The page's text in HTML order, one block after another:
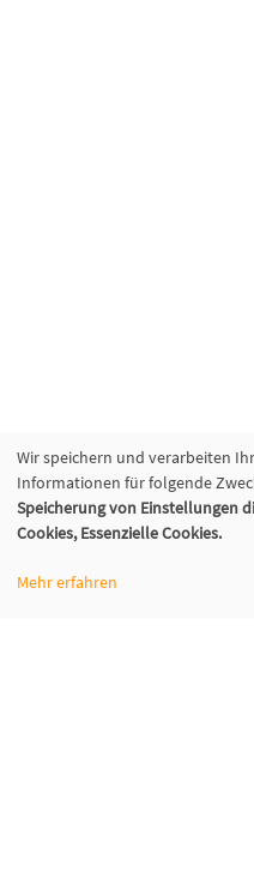
Volkshochschule Oberhaching
82041 Oberhaching
Wir speichern und verarbeiten
Informationen für folgende
Speicherung von Einstellungen
Cookies, Essenzielle Cookies.
Mehr erfahren